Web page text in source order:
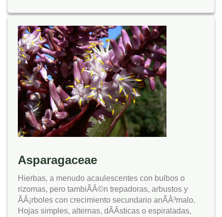
Asparagaceae
Hierbas, a menudo acaulescentes con bulbos o
rizomas, pero tambiÃÂ©n trepadoras, arbustos y
ÃÂ¡rboles con crecimiento secundario anÃÂ³malo.
Hojas simples, alternas, dÃÂ­sticas o espiraladas,